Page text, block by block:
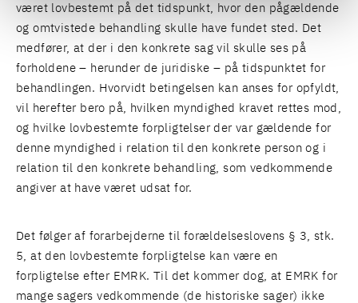
været lovbestemt på det tidspunkt, hvor den pågældende
og omtvistede behandling skulle have fundet sted. Det
medfører, at der i den konkrete sag vil skulle ses på
forholdene – herunder de juridiske – på tidspunktet for
behandlingen. Hvorvidt betingelsen kan anses for opfyldt,
vil herefter bero på, hvilken myndighed kravet rettes mod,
og hvilke lovbestemte forpligtelser der var gældende for
denne myndighed i relation til den konkrete person og i
relation til den konkrete behandling, som vedkommende
angiver at have været udsat for.
Det følger af forarbejderne til forældelseslovens § 3, stk.
5, at den lovbestemte forpligtelse kan være en
forpligtelse efter EMRK. Til det kommer dog, at EMRK for
mange sagers vedkommende (de historiske sager) ikke